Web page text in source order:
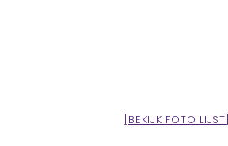
[BEKIJK FOTO LIJST]